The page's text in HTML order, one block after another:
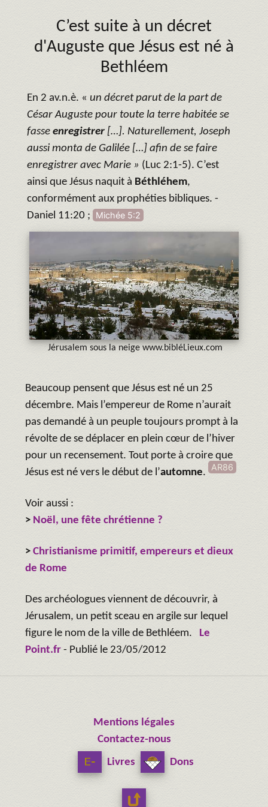
C’est suite à un décret
d'Auguste que Jésus est né à
Bethléem
En 2 av.n.è. « un décret parut de la part de
César Auguste pour toute la terre habitée se
fasse enregistrer […]. Naturellement, Joseph
aussi monta de Galilée […] afin de se faire
enregistrer avec Marie » (Luc 2:1-5). C’est
ainsi que Jésus naquit à Béthléhem,
conformément aux prophéties bibliques. -
Daniel 11:20 ;
Michée 5:2
Jérusalem sous la neige www.bibléLieux.com
Beaucoup pensent que Jésus est né un 25
décembre. Mais l’empereur de Rome n’aurait
pas demandé à un peuple toujours prompt à la
révolte de se déplacer en plein cœur de l’hiver
pour un recensement. Tout porte à croire que
Jésus est né vers le début de l’automne. AR86
Voir aussi :
> Noël, une fête chrétienne ?
> Christianisme primitif, empereurs et dieux
de Rome
Des archéologues viennent de découvrir, à
Jérusalem, un petit sceau en argile sur lequel
figure le nom de la ville de Bethléem. Le
Point.fr - Publié le 23/05/2012
Mentions légales
Contactez-nous
Livres
Dons